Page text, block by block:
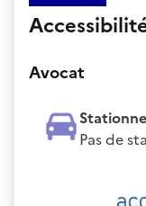
Avocat
Pas de